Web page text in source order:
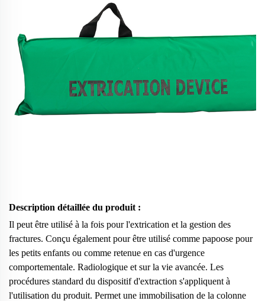
Description détaillée du produit :
Il peut être utilisé à la fois pour l'extrication et la gestion des
fractures. Conçu également pour être utilisé comme papoose pour
les petits enfants ou comme retenue en cas d'urgence
comportementale. Radiologique et sur la vie avancée. Les
procédures standard du dispositif d'extraction s'appliquent à
l'utilisation du produit. Permet une immobilisation de la colonne